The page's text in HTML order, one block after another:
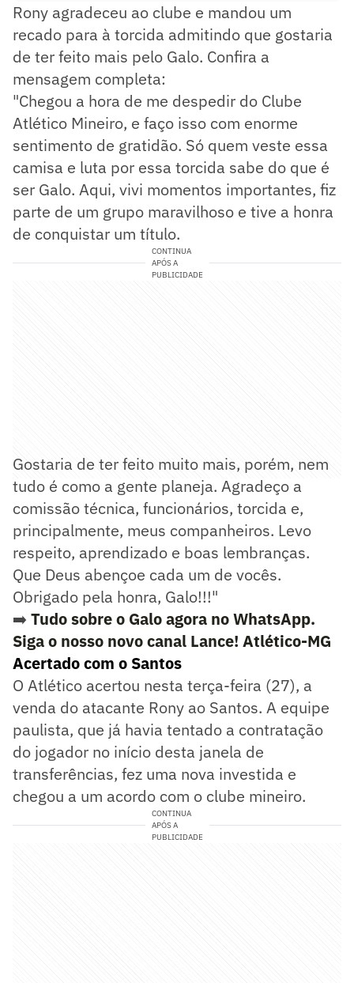
Rony agradeceu ao clube e mandou um
recado para à torcida admitindo que gostaria
de ter feito mais pelo Galo. Confira a
mensagem completa:
"Chegou a hora de me despedir do Clube
Atlético Mineiro, e faço isso com enorme
sentimento de gratidão. Só quem veste essa
camisa e luta por essa torcida sabe do que é
ser Galo. Aqui, vivi momentos importantes, fiz
parte de um grupo maravilhoso e tive a honra
de conquistar um título.
CONTINUA
APÓS A
PUBLICIDADE
Gostaria de ter feito muito mais, porém, nem
tudo é como a gente planeja. Agradeço a
comissão técnica, funcionários, torcida e,
principalmente, meus companheiros. Levo
respeito, aprendizado e boas lembranças.
Que Deus abençoe cada um de vocês.
Obrigado pela honra, Galo!!!"
➡️ Tudo sobre o Galo agora no WhatsApp.
Siga o nosso novo canal Lance! Atlético-MG
Acertado com o Santos
O Atlético acertou nesta terça-feira (27), a
venda do atacante Rony ao Santos. A equipe
paulista, que já havia tentado a contratação
do jogador no início desta janela de
transferências, fez uma nova investida e
chegou a um acordo com o clube mineiro.
CONTINUA
APÓS A
PUBLICIDADE